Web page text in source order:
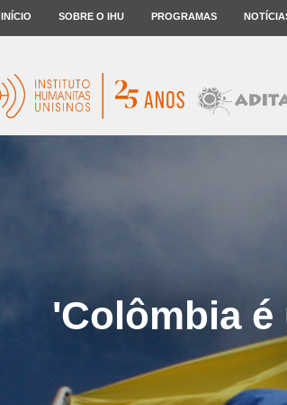
INÍCIO SOBRE O IHU PROGRAMAS
'Colômbia